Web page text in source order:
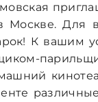
Москве. Для
К вашим